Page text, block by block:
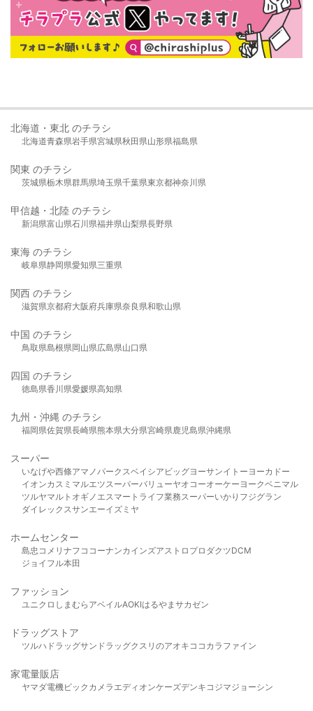
北海道・東北 のチラシ
北海道青森県岩手県宮城県秋田県山形県福島県
関東 のチラシ
茨城県栃木県群馬県埼玉県千葉県東京都神奈川県
甲信越・北陸 のチラシ
新潟県富山県石川県福井県山梨県長野県
東海 のチラシ
岐阜県静岡県愛知県三重県
関西 のチラシ
滋賀県京都府大阪府兵庫県奈良県和歌山県
中国 のチラシ
鳥取県島根県岡山県広島県山口県
四国 のチラシ
徳島県香川県愛媛県高知県
九州・沖縄 のチラシ
福岡県佐賀県長崎県熊本県大分県宮崎県鹿児島県沖縄県
スーパー
いなげや西條アマノパークスベイシア ビッグヨーサンイトーヨーカドー
イオンカスミ マルエツスーパーバリューヤオコーオーケー ヨークベニマル
ツルヤマルト オギノ エスマート ライフ業務スーパーいかり フジグラン
ダイレックスサンエーイズミヤ
ホームセンター
島忠 コメリ ナフコ コーナンカインズアストロプロダクツDCM
ジョイフル本田
ファッション
ユニクロ しまむら アベイルAOKIはるやま サカゼン
ドラッグストア
ツルハドラッグサンドラッグクスリのアオキ ココカラファイン
家電量販店
ヤマダ電機ビックカメラ エディオンケーズデンキ コジマジョーシン